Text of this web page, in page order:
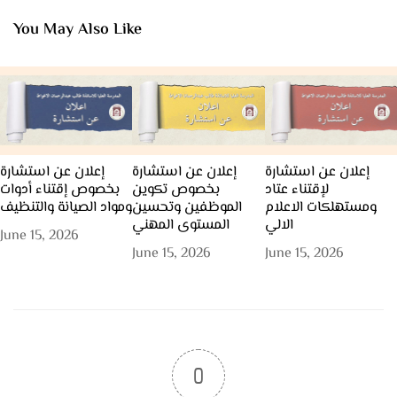
You May Also Like
إعلان عن استشارة
بخصوص إقتناء أدوات
ومواد الصيانة والتنظيف
June 15, 2026
إعلان عن استشارة
بخصوص تكوين
الموظفين وتحسين
المستوى المهني
June 15, 2026
إعلان عن استشارة
لإقتناء عتاد
ومستهلكات الاعلام
الالي
June 15, 2026
0